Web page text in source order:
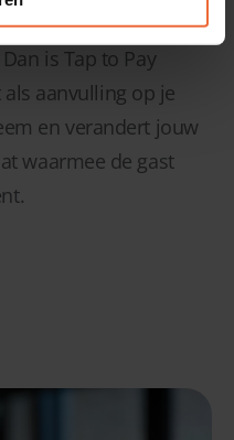
in het afrekenen
is Tap to Pay
aanvulling op je
en verandert jouw
waarmee de gast